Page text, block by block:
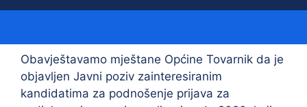
Obavještavamo mještane Općine Tovarnik da je
objavljen Javni poziv zainteresiranim
kandidatima za podnošenje prijava za